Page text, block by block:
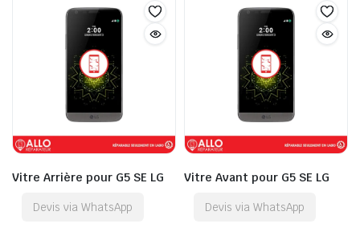
Vitre Arrière pour G5 SE LG
Devis via WhatsApp
Vitre Avant pour G5 SE LG
Devis via WhatsApp